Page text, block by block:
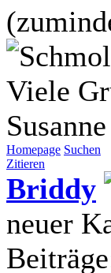
Viele
Susanne
Homepage Suchen
Zitieren
Briddy
neuer